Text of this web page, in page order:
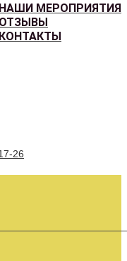
НАШИ МЕРОПРИЯТИЯ
ОТЗЫВЫ
КОНТАКТЫ
26